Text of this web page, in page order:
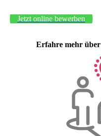
Jetzt online bewerben
Erfahre mehr